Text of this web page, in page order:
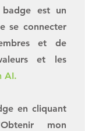
badge est un
se connecter
et de
et les
AI.
en cliquant
mon